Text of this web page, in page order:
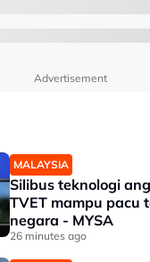
Advertisement
MALAYSIA
Silibus teknologi
TVET mampu pacu
negara - MYSA
26 minutes ago